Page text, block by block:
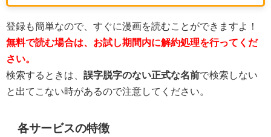
登録も簡単なので、すぐに漫画を読むことができますよ！
無料で読む場合は、お試し期間内に解約処理を行ってくだ
さい。
検索するときは、 誤字脱字のない正式な名前で検索しない
と出てこない時があるので注意してください。
各サービスの特徴